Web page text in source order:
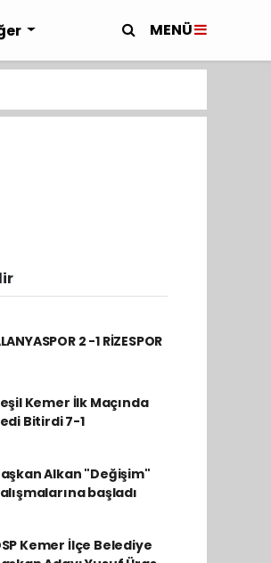
MENÜ
2 -1 RİZESPOR
Kemer İlk Maçında
Bitirdi 7-1
Alkan "Değişim"
başladı
Kemer İlçe Belediye